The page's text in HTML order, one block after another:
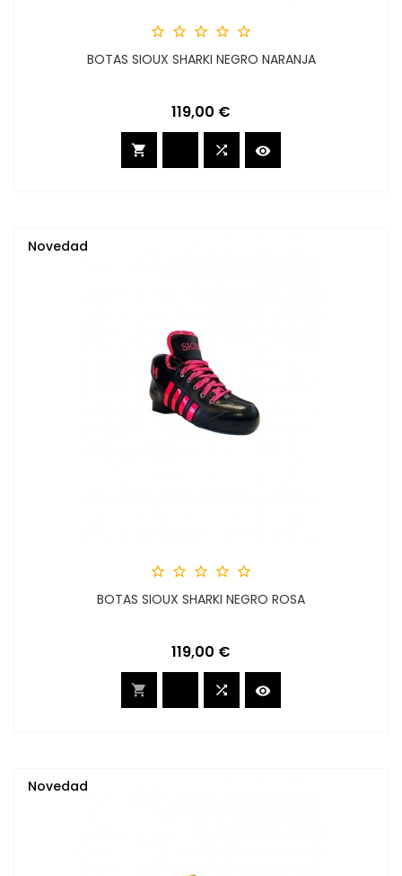
    
BOTAS SIOUX SHARKI NEGRO NARANJA
Precio
119,00 €
  
    
BOTAS SIOUX SHARKI NEGRO ROSA
Precio
119,00 €
  
Novedad
Novedad